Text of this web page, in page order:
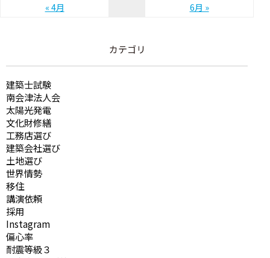
« 4月 6月 »
カテゴリ
建築士試験
南会津法人会
太陽光発電
文化財修繕
工務店選び
建築会社選び
土地選び
世界情勢
移住
講演依頼
採用
Instagram
偏心率
耐震等級３